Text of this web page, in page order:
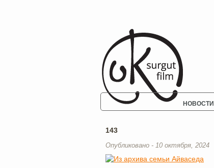
НОВОСТИ
143
Опубликовано - 10 октября, 2024